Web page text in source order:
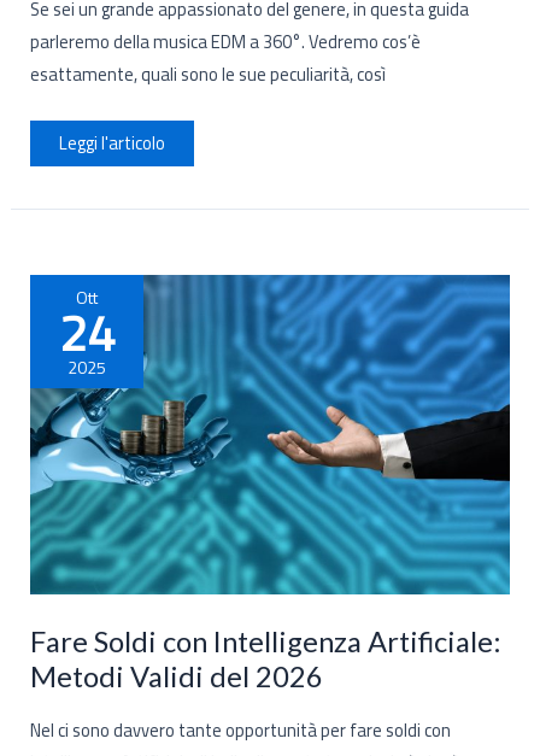
Se sei un grande appassionato del genere, in questa guida
parleremo della musica EDM a 360°. Vedremo cos’è
esattamente, quali sono le sue peculiarità, così
Musica
EDM:
Cos’è,
e
2026
Leggi l'articolo
Ott
24
2025
Fare Soldi con Intelligenza Artificiale:
Metodi Validi del 2026
Nel ci sono davvero tante opportunità per fare soldi con